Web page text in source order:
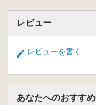
レビュー
レビューを書く
あなたへのおすすめ